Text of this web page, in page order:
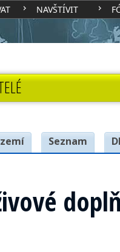
NAVŠTÍVIT
Seznam